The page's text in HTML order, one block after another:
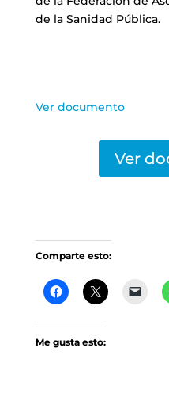
de la Sanidad Pública.
Ver documento
Ver
Comparte esto:
Me gusta esto: